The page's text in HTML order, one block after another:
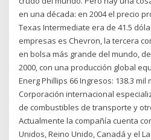
en una década: en 2004 el precio
Texas Intermediate era de 41.5
empresas es Chevron, la tercera
en bolsa más grande del mundo,
2000, con una producción global
Energ Phillips 66 Ingresos: 138.3
Corporación internacional
de combustibles de transporte y
Actualmente la compañía cuenta
Unidos, Reino Unido, Canadá y el